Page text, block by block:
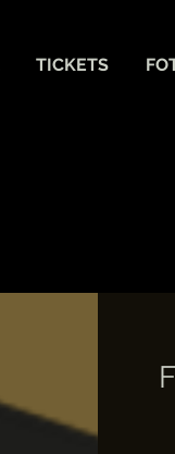
TICKETS